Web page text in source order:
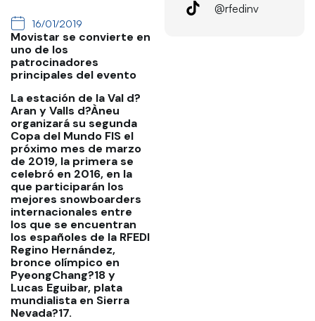
16/01/2019
Movistar se convierte en
uno de los
patrocinadores
principales del evento
La estación de la Val d?
Aran y Valls d?Àneu
organizará su segunda
Copa del Mundo FIS el
próximo mes de marzo
de 2019, la primera se
celebró en 2016, en la
que participarán los
mejores snowboarders
internacionales entre
los que se encuentran
los españoles de la RFEDI
Regino Hernández,
bronce olímpico en
PyeongChang?18 y
Lucas Eguibar, plata
mundialista en Sierra
Nevada?17.
@rfedinv